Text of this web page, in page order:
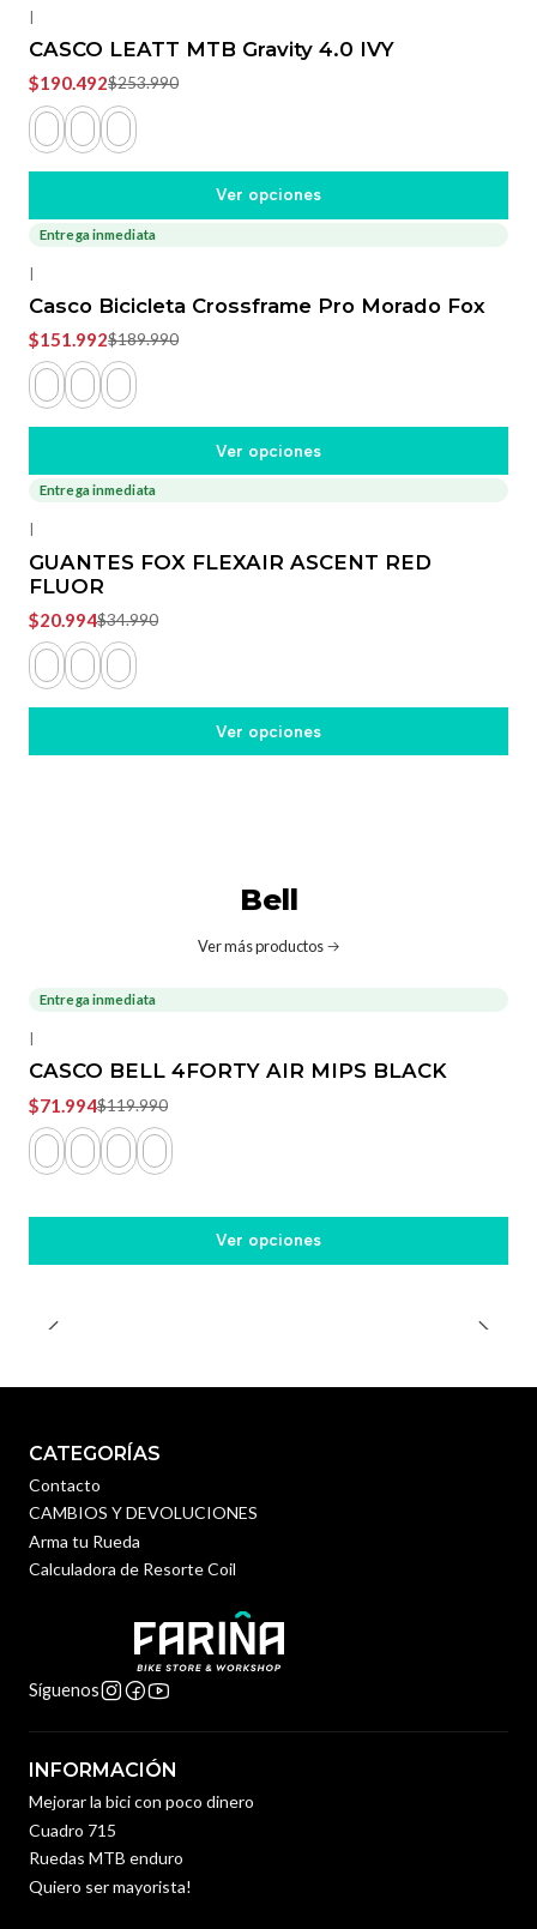
|
CASCO LEATT MTB Gravity 4.0 IVY
$190.492$253.990
Ver opciones
-20%
Entrega inmediata
|
Casco Bicicleta Crossframe Pro Morado Fox
$151.992$189.990
Ver opciones
Entrega inmediata
|
GUANTES FOX FLEXAIR ASCENT RED
FLUOR
$20.994$34.990
Ver opciones
Bell
Ver más productos
-40%
Entrega inmediata
|
CASCO BELL 4FORTY AIR MIPS BLACK
$71.994$119.990
Ver opciones
CATEGORÍAS
Contacto
CAMBIOS Y DEVOLUCIONES
Arma tu Rueda
Calculadora de Resorte Coil
Síguenos
INFORMACIÓN
Mejorar la bici con poco dinero
Cuadro 715
Ruedas MTB enduro
Quiero ser mayorista!